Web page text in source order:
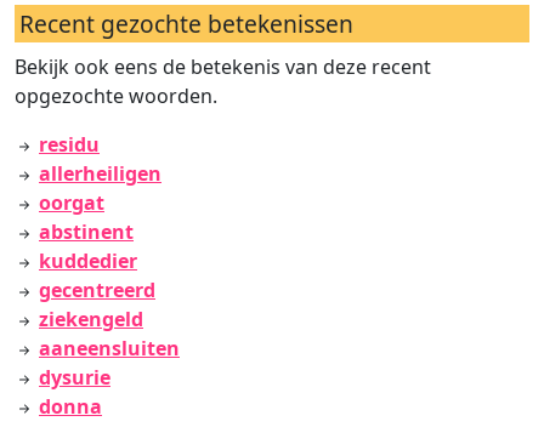
Recent gezochte betekenissen
Bekijk ook eens de betekenis van deze recent
opgezochte woorden.
residu
allerheiligen
oorgat
abstinent
kuddedier
gecentreerd
ziekengeld
aaneensluiten
dysurie
donna